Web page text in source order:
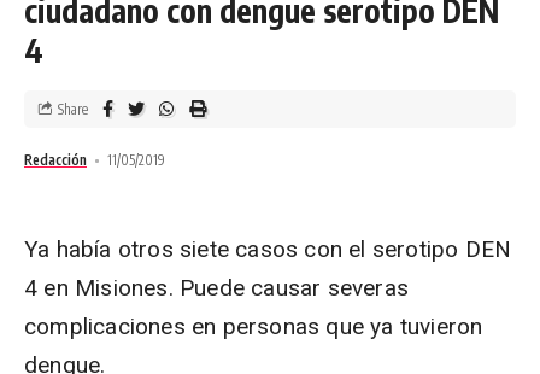
ciudadano con dengue serotipo DEN
4
Redacción 11/05/2019
Share
Ya había otros siete casos con el serotipo DEN
4 en Misiones. Puede causar severas
complicaciones en personas que ya tuvieron
dengue.